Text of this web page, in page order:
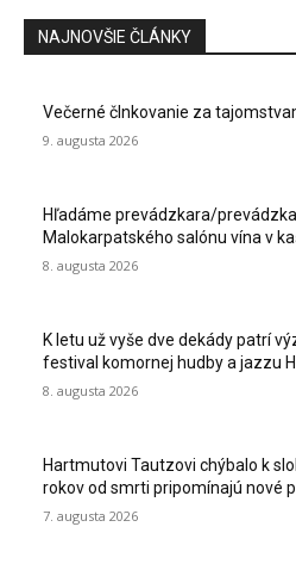
NAJNOVŠIE ČLÁNKY
Večerné člnkovanie za
9. augusta 2026
Hľadáme prevádzkara/
Malokarpatského salónu vína v
8. augusta 2026
K letu už vyše dve dekády patrí
festival komornej hudby a jazzu
8. augusta 2026
Hartmutovi Tautzovi chýbalo k
rokov od smrti pripomínajú nové
7. augusta 2026